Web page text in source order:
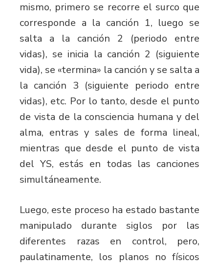
mismo, primero se recorre el surco que
corresponde a la canción 1, luego se
salta a la canción 2 (periodo entre
vidas), se inicia la canción 2 (siguiente
vida), se «termina» la canción y se salta a
la canción 3 (siguiente periodo entre
vidas), etc. Por lo tanto, desde el punto
de vista de la consciencia humana y del
alma, entras y sales de forma lineal,
mientras que desde el punto de vista
del YS, estás en todas las canciones
simultáneamente.
Luego, este proceso ha estado bastante
manipulado durante siglos por las
diferentes razas en control, pero,
paulatinamente, los planos no físicos